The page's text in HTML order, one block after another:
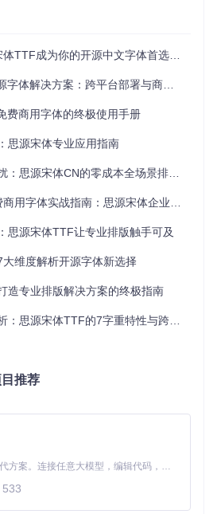
和Linux FreeType渲染引擎下保持
重的表达困境
字重，难以满足多层次设计需求。思
到Heavy的完整7种字重，配合细腻的
标题的全场景覆盖。
现全平台字体配置
安装
目录，全选所有TTF文件
库：
gh_mirrors/so/source-han-
体
TTF成为你的开源中文字体首选方案
决方案：跨平台部署与商业授权风险规避指南
费商用字体的终极使用手册
思源宋体专业应用指南
思源宋体CN的零成本全场景排版方案
体实战指南：思源宋体企业级应用解决方案
思源宋体TTF让专业排版触手可及
维度解析开源字体新选择
造专业排版解决方案的终极指南
源宋体TTF的7字重特性与跨平台应用指南
推荐
Claude Code 的开源替代方案。连接任意大模型，编辑代码，运行命令，自动验证 — 全自动执行。用 Rust 构建，极致性能。 ｜ An open-source alternative to Claude Code. Connect any LLM, edit code, run commands, and verify changes — autonomously. Built in Rust for speed. Get Started
533